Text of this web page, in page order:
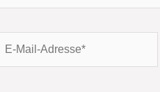
Mail-